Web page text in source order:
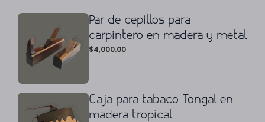
Par de cepillos para
carpintero en madera y metal
$4,000.00
Caja para tabaco Tongal en
madera tropical